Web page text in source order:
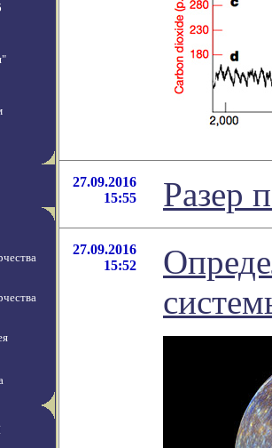
27.09.2016
15:55
Разер
27.09.2016
15:52